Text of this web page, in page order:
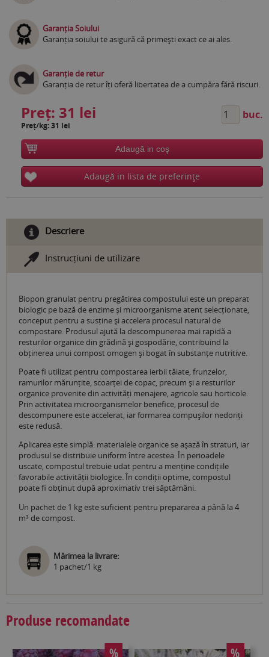
Garanția Soiului
Garanția soiului te asigură că primești exact ce ai ales.
Garanție de retur
Garanția de retur îți oferă libertatea de a cumpăra fără riscuri.
Preț: 31 lei
Preț/kg: 31 lei
buc.
Adaugă in coş
Adaugă in lista de preferinţe
Descriere
Instrucțiuni de utilizare
Biopon granulat pentru pregătirea compostului este un preparat
biologic pe bază de enzime și microorganisme atent selecționate,
conceput pentru a susține și accelera procesul natural de
compostare. Produsul ajută la descompunerea mai rapidă a
resturilor organice din grădină și gospodărie, contribuind la
obținerea unui compost omogen și bogat în substanțe nutritive.
Poate fi utilizat pentru compostarea ierbii tăiate, frunzelor,
ramurilor mărunțite, scoarței de copac, precum și a resturilor
organice provenite din activități menajere, agricole sau horticole.
Prin activitatea microorganismelor benefice, procesul de
descompunere este accelerat, iar formarea compușilor nedoriți
este redusă.
Aplicarea este simplă: materialele organice se așază în straturi, iar
produsul se distribuie uniform între acestea. În perioadele
uscate, compostul trebuie udat pentru a menține condițiile
favorabile activității biologice. În condiții optime, compostul
poate fi obținut după aproximativ trei săptămâni.
Un pachet de 1 kg este suficient pentru prepararea a până la 4
m³ de compost.
Mărimea la livrare:
1 pachet/1 kg
Produse recomandate
% %